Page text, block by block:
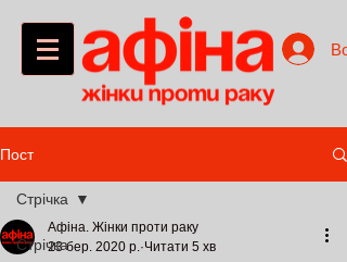
Пост
Стрічка
Стрічка
Афіна. Жінки проти раку
23 бер. 2020 р. Читати 5 хв